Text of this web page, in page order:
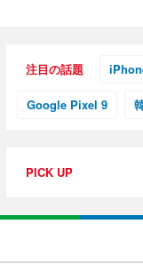
注目の話題
Google Pixel 9
PICK UP